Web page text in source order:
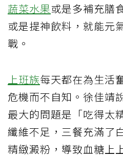
蔬菜水果或是多補充膳
或是提神飲料，就能元
戰。
上班族每天都在為生活
危機而不自知。徐佳靖
最大的問題是「吃得太
纖維不足，三餐充滿了
精緻澱粉，導致血糖上